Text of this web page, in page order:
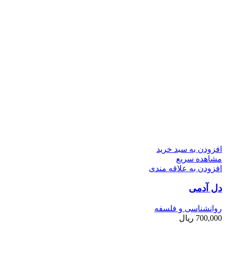
افزودن به سبد خرید
مشاهده سریع
افزودن به علاقه مندی
دل آدمی
روانشناسی و فلسفه
700,000 ریال